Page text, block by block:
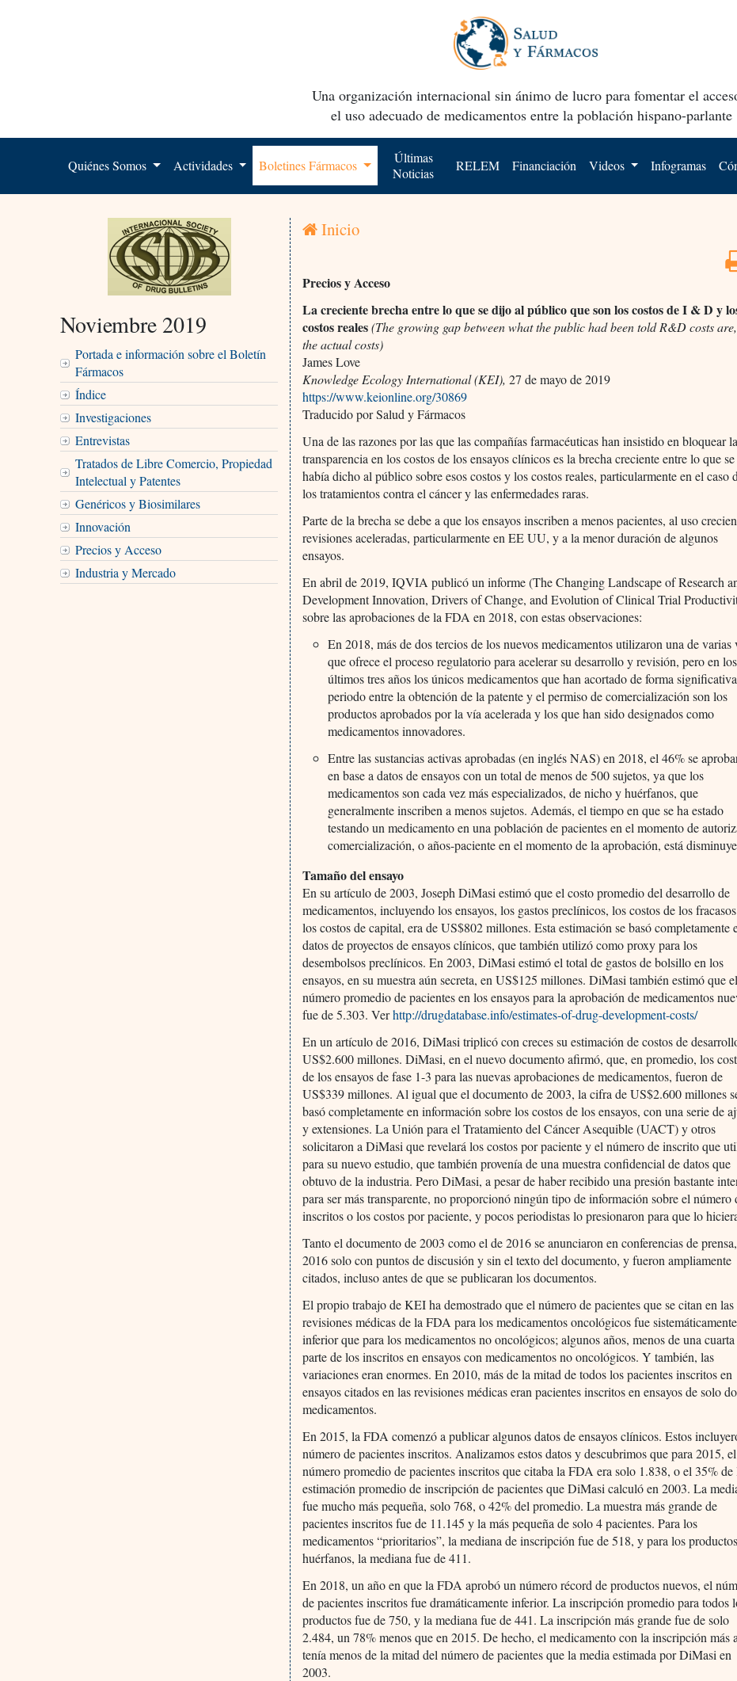
Una organización internacional sin ánimo de lucro para fomentar el
el uso adecuado de medicamentos entre la población hispano-parlante
Quiénes Somos Actividades Boletines Fármacos
Últimas
Noticias
RELEM Financiación Videos Infogramas
Noviembre 2019
Portada e información sobre el Boletín
Fármacos
Índice
Investigaciones
Entrevistas
Tratados de Libre Comercio, Propiedad
Intelectual y Patentes
Genéricos y Biosimilares
Innovación
Precios y Acceso
Industria y Mercado
Inicio
Precios y Acceso
La creciente brecha entre lo que se dijo al público que son los costos de I & D y
costos reales(The growing gap between what the public had been told R&D costs
the actual costs)
James Love
Knowledge Ecology International (KEI), 27 de mayo de 2019
https://www.keionline.org/30869
Traducido por Salud y Fármacos
Una de las razones por las que las compañías farmacéuticas han insistido en bloquear la
transparencia en los costos de los ensayos clínicos es la brecha creciente entre lo que se
había dicho al público sobre esos costos y los costos reales, particularmente en el caso
los tratamientos contra el cáncer y las enfermedades raras.
Parte de la brecha se debe a que los ensayos inscriben a menos pacientes, al uso
revisiones aceleradas, particularmente en EE UU, y a la menor duración de algunos
ensayos.
En abril de 2019, IQVIA publicó un informe (The Changing Landscape of Research
Development Innovation, Drivers of Change, and Evolution of Clinical Trial
sobre las aprobaciones de la FDA en 2018, con estas observaciones:
En 2018, más de dos tercios de los nuevos medicamentos utilizaron una de varias
que ofrece el proceso regulatorio para acelerar su desarrollo y revisión, pero en los
últimos tres años los únicos medicamentos que han acortado de forma
periodo entre la obtención de la patente y el permiso de comercialización son los
productos aprobados por la vía acelerada y los que han sido designados como
medicamentos innovadores.
Entre las sustancias activas aprobadas (en inglés NAS) en 2018, el 46% se
en base a datos de ensayos con un total de menos de 500 sujetos, ya que los
medicamentos son cada vez más especializados, de nicho y huérfanos, que
generalmente inscriben a menos sujetos. Además, el tiempo en que se ha estado
testando un medicamento en una población de pacientes en el momento de
comercialización, o años-paciente en el momento de la aprobación, está
Tamaño del ensayo
En su artículo de 2003, Joseph DiMasi estimó que el costo promedio del desarrollo de
medicamentos, incluyendo los ensayos, los gastos preclínicos, los costos de los
los costos de capital, era de US$802 millones. Esta estimación se basó completamente
datos de proyectos de ensayos clínicos, que también utilizó como proxy para los
desembolsos preclínicos. En 2003, DiMasi estimó el total de gastos de bolsillo en los
ensayos, en su muestra aún secreta, en US$125 millones. DiMasi también estimó que el
número promedio de pacientes en los ensayos para la aprobación de medicamentos
fue de 5.303. Verhttp://drugdatabase.info/estimates-of-drug-development-costs/
En un artículo de 2016, DiMasi triplicó con creces su estimación de costos de
US$2.600 millones. DiMasi, en el nuevo documento afirmó, que, en promedio, los
de los ensayos de fase 1-3 para las nuevas aprobaciones de medicamentos, fueron de
US$339 millones. Al igual que el documento de 2003, la cifra de US$2.600 millones
basó completamente en información sobre los costos de los ensayos, con una serie de
y extensiones. La Unión para el Tratamiento del Cáncer Asequible (UACT) y otros
solicitaron a DiMasi que revelará los costos por paciente y el número de inscrito que
para su nuevo estudio, que también provenía de una muestra confidencial de datos que
obtuvo de la industria. Pero DiMasi, a pesar de haber recibido una presión bastante
para ser más transparente, no proporcionó ningún tipo de información sobre el número
inscritos o los costos por paciente, y pocos periodistas lo presionaron para que lo
Tanto el documento de 2003 como el de 2016 se anunciaron en conferencias de
2016 solo con puntos de discusión y sin el texto del documento, y fueron ampliamente
citados, incluso antes de que se publicaran los documentos.
El propio trabajo de KEI ha demostrado que el número de pacientes que se citan en las
revisiones médicas de la FDA para los medicamentos oncológicos fue sistemáticamente
inferior que para los medicamentos no oncológicos; algunos años, menos de una cuarta
parte de los inscritos en ensayos con medicamentos no oncológicos. Y también, las
variaciones eran enormes. En 2010, más de la mitad de todos los pacientes inscritos en
ensayos citados en las revisiones médicas eran pacientes inscritos en ensayos de solo
medicamentos.
En 2015, la FDA comenzó a publicar algunos datos de ensayos clínicos. Estos
número de pacientes inscritos. Analizamos estos datos y descubrimos que para 2015, el
número promedio de pacientes inscritos que citaba la FDA era solo 1.838, o el 35% de
estimación promedio de inscripción de pacientes que DiMasi calculó en 2003. La
fue mucho más pequeña, solo 768, o 42% del promedio. La muestra más grande de
pacientes inscritos fue de 11.145 y la más pequeña de solo 4 pacientes. Para los
medicamentos “prioritarios”, la mediana de inscripción fue de 518, y para los productos
huérfanos, la mediana fue de 411.
En 2018, un año en que la FDA aprobó un número récord de productos nuevos, el
de pacientes inscritos fue dramáticamente inferior. La inscripción promedio para todos
productos fue de 750, y la mediana fue de 441. La inscripción más grande fue de solo
2.484, un 78% menos que en 2015. De hecho, el medicamento con la inscripción más
tenía menos de la mitad del número de pacientes que la media estimada por DiMasi en
2003.